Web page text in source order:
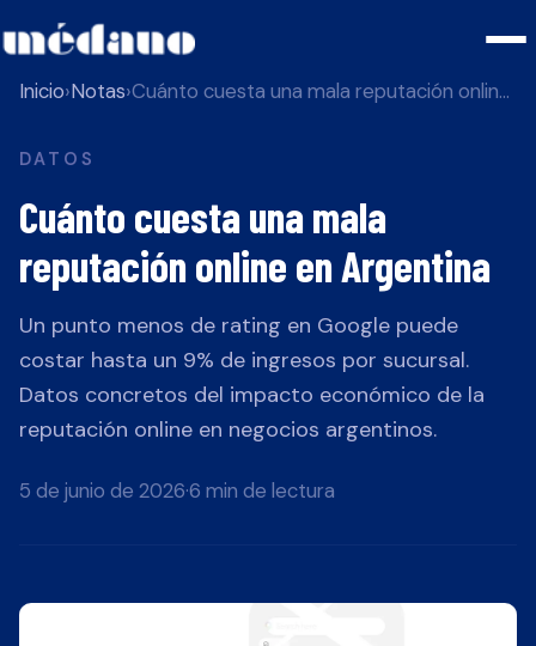
Inicio›Notas› Cuánto cuesta una mala reputación online en Argentina
DATOS
Cuánto cuesta una mala
reputación online en Argentina
Un punto menos de rating en Google puede
costar hasta un 9% de ingresos por sucursal.
Datos concretos del impacto económico de la
reputación online en negocios argentinos.
5 de junio de 2026·6 min de lectura